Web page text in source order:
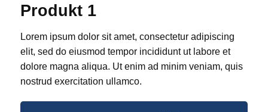
Produkt 1
Lorem ipsum dolor sit amet, consectetur adipiscing
elit, sed do eiusmod tempor incididunt ut labore et
dolore magna aliqua. Ut enim ad minim veniam, quis
nostrud exercitation ullamco.